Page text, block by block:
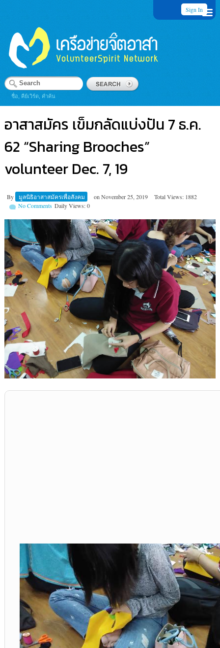
Sign In
ชื่อ, คีย์เวิร์ด, คำค้น
อาสาสมัคร เข็มกลัดแบ่งปัน 7 ธ.ค.
62 “Sharing Brooches”
volunteer Dec. 7, 19
By มูลนิธิอาสาสมัครเพื่อสังคม on November 25, 2019
Total Views: 1882
Daily Views: 0
No Comments